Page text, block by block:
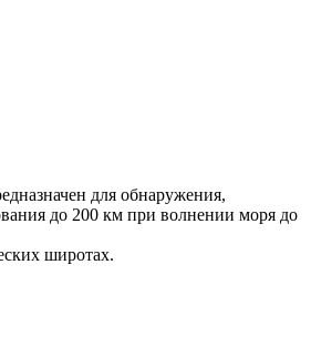
для обнаружения,
до 200 км при волнении моря до
широтах.